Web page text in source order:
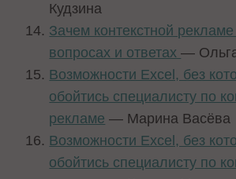
Кудзина
Зачем контекстной
вопросах и ответах—
Возможности Excel, без
обойтись специалисту по
рекламе — Марина Васёва
Возможности Excel, без
обойтись специалисту по